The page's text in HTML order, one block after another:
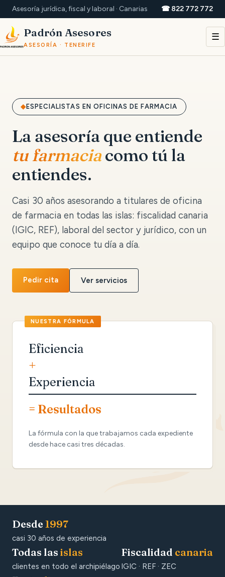
Asesoría jurídica, fiscal y laboral · Canarias ☎ 822 772 772
Padrón Asesores
ASESORÍA · TENERIFE
☰
ESPECIALISTAS EN OFICINAS DE FARMACIA
La asesoría que entiende
tu farmaciacomo tú la
entiendes.
Casi 30 años asesorando a titulares de oficina
de farmacia en todas las islas: fiscalidad canaria
(IGIC, REF), laboral del sector y jurídico, con un
equipo que conoce tu día a día.
Pedir cita Ver servicios
Eficiencia
+
Experiencia
= Resultados
La fórmula con la que trabajamos cada expediente
desde hace casi tres décadas.
Desde 1997
casi 30 años de experiencia
Todas las islas
clientes en todo el archipiélago
Fiscalidad canaria
IGIC · REF · ZEC